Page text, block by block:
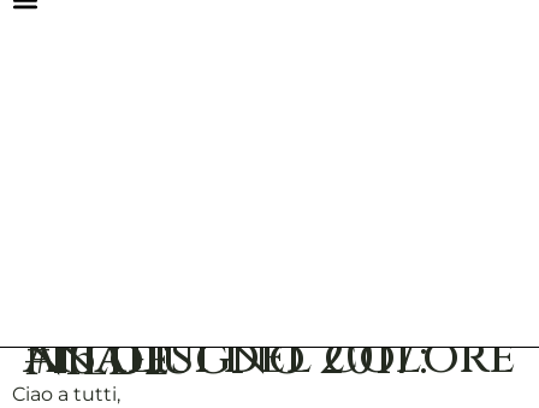
Analisi del colore #16 giugno 2017: Nilde
Ciao a tutti,